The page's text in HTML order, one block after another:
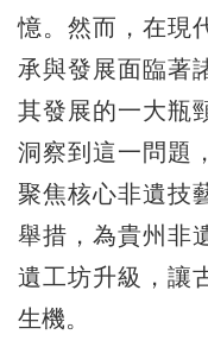
憶。然而，在現
承與發展面臨著
其發展的一大瓶
洞察到這一問題
聚焦核心非遺技
舉措，為貴州非
遺工坊升級，讓
生機。